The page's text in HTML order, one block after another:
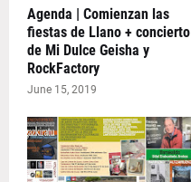
Agenda | Comienzan las
fiestas de Llano + concierto
de Mi Dulce Geisha y
RockFactory
June 15, 2019